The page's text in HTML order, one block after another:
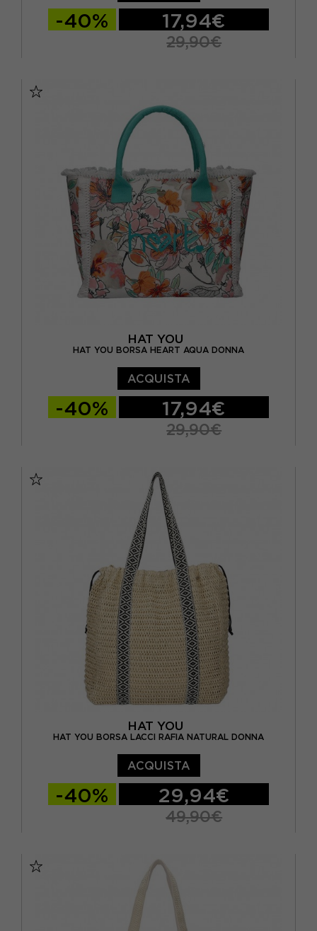
-40% 17,94€
29,90€
HAT YOU
HAT YOU BORSA HEART AQUA DONNA
ACQUISTA
-40% 17,94€
29,90€
HAT YOU
HAT YOU BORSA LACCI RAFIA NATURAL DONNA
ACQUISTA
-40% 29,94€
49,90€